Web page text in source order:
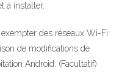
à installer.
des réseaux Wi-Fi
de modifications de
Android. (Facultatif)